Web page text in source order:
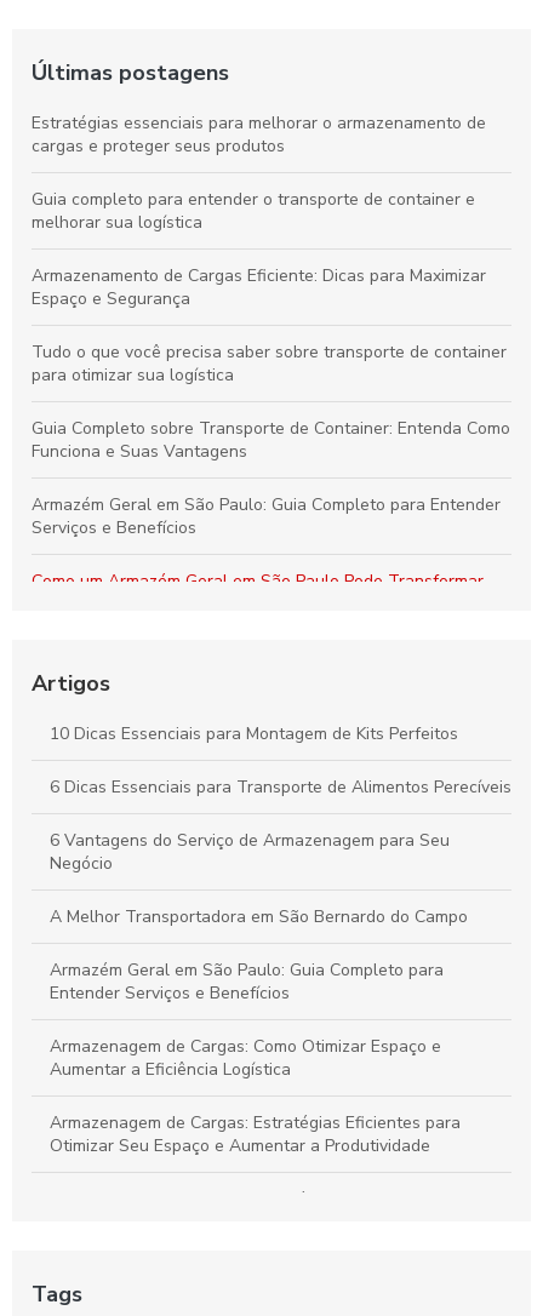
Últimas postagens
Estratégias essenciais para melhorar o armazenamento de
cargas e proteger seus produtos
Guia completo para entender o transporte de container e
melhorar sua logística
Armazenamento de Cargas Eficiente: Dicas para Maximizar
Espaço e Segurança
Tudo o que você precisa saber sobre transporte de container
para otimizar sua logística
Guia Completo sobre Transporte de Container: Entenda Como
Funciona e Suas Vantagens
Armazém Geral em São Paulo: Guia Completo para Entender
Serviços e Benefícios
Como um Armazém Geral em São Paulo Pode Transformar
Perecíveis: Tudo que Você Deve Conhecer
Por que a Montagem Profissional de Kits é Essencial para
Durabilidade e Eficiência dos Seus Produtos
Vantagens do Transporte de Carga Dedicada para Otimizar
Seu Negócio
Artigos
10 Dicas Essenciais para Montagem de Kits Perfeitos
6 Dicas Essenciais para Transporte de Alimentos Perecíveis
6 Vantagens do Serviço de Armazenagem para Seu
Negócio
A Melhor Transportadora em São Bernardo do Campo
Armazém Geral em São Paulo: Guia Completo para
Entender Serviços e Benefícios
Armazenagem de Cargas: Como Otimizar Espaço e
Aumentar a Eficiência Logística
Armazenagem de Cargas: Estratégias Eficientes para
Otimizar Seu Espaço e Aumentar a Produtividade
Armazenagem de cargas: estratégias eficientes para
Centro Logístico Eficiente
Tags